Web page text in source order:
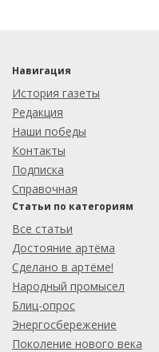
Навигация
История газеты
Редакция
Наши победы
Контакты
Подписка
Справочная
Статьи по категориям
Все статьи
Достояние артёма
Сделано в артёме!
Народный промысел
Блиц-опрос
Энергосбережение
Поколение нового века